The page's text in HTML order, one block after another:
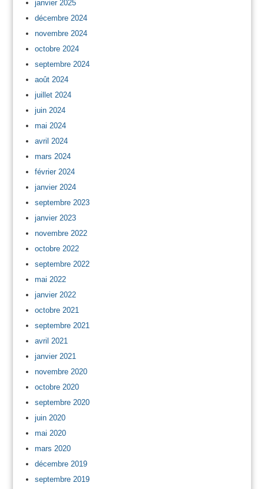
janvier 2025
décembre 2024
novembre 2024
octobre 2024
septembre 2024
août 2024
juillet 2024
juin 2024
mai 2024
avril 2024
mars 2024
février 2024
janvier 2024
septembre 2023
janvier 2023
novembre 2022
octobre 2022
septembre 2022
mai 2022
janvier 2022
octobre 2021
septembre 2021
avril 2021
janvier 2021
novembre 2020
octobre 2020
septembre 2020
juin 2020
mai 2020
mars 2020
décembre 2019
septembre 2019